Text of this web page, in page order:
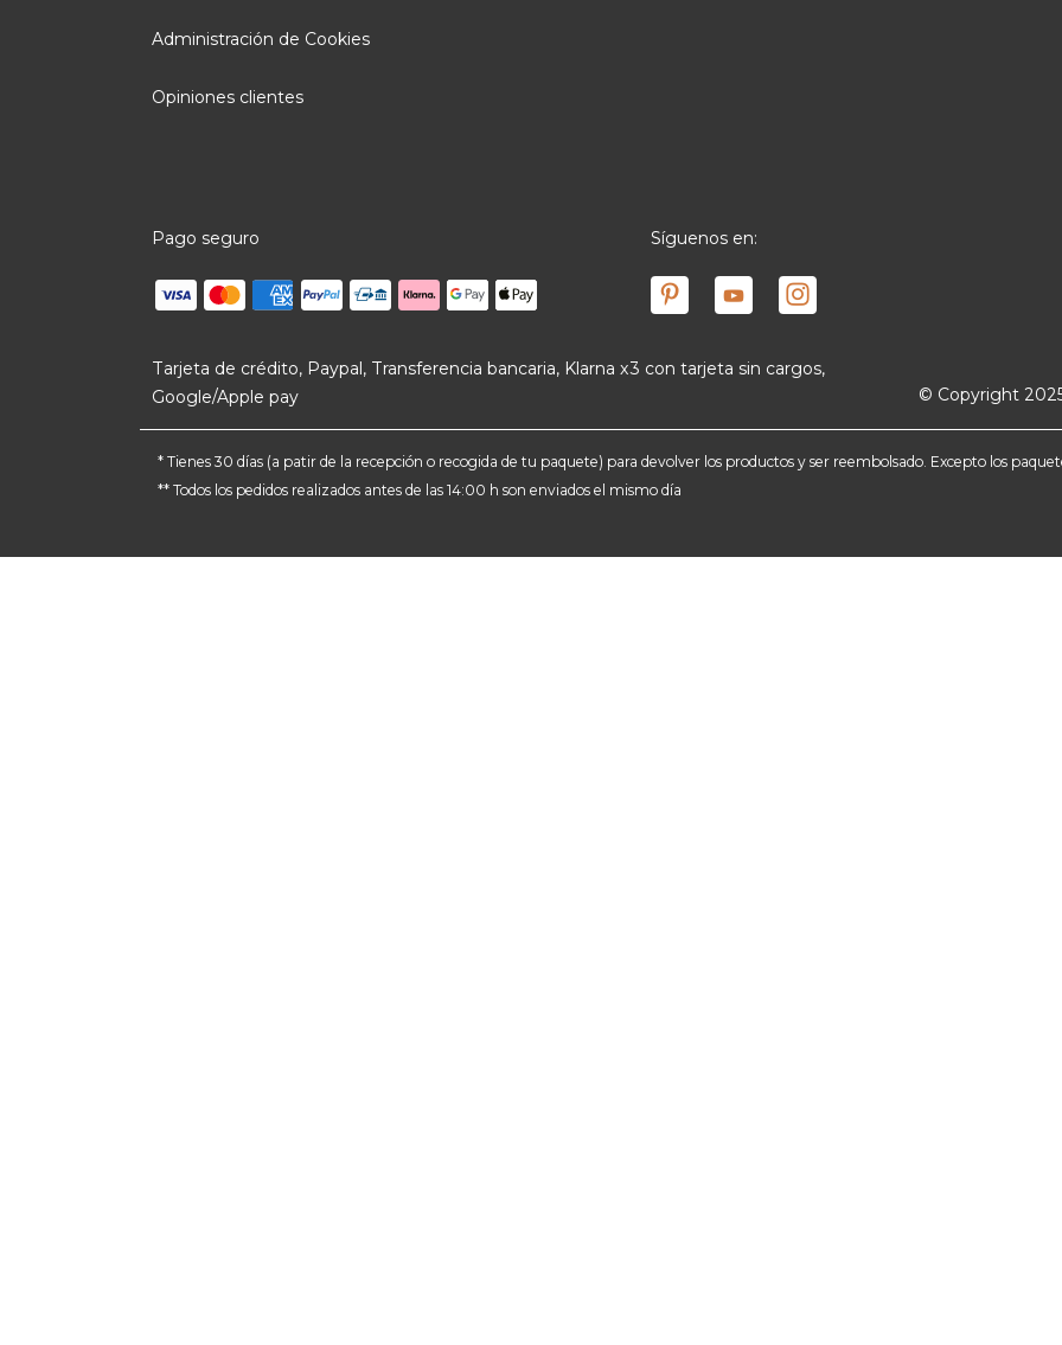
Administración de Cookies
Opiniones clientes
Pago seguro Síguenos en:
Tarjeta de crédito, Paypal, Transferencia bancaria, Klarna x3 con tarjeta sin cargos,
Google/Apple pay
© Copyright
* Tienes 30 días (a patir de la recepción o recogida de tu paquete) para devolver los productos y ser reembolsado. Excepto los
** Todos los pedidos realizados antes de las 14:00 h son enviados el mismo día